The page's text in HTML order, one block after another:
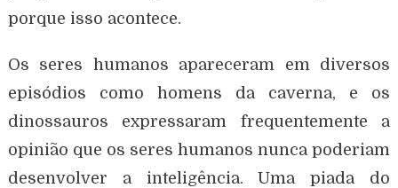
porque isso acontece.
Os seres humanos apareceram em diversos
episódios como homens da caverna, e os
dinossauros expressaram frequentemente a
opinião que os seres humanos nunca poderiam
desenvolver a inteligência. Uma piada do